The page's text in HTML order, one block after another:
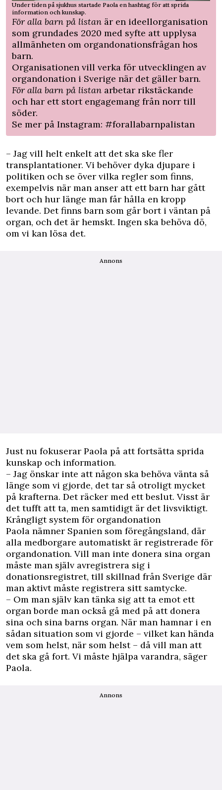
Under tiden på sjukhus startade Paola en hashtag för att sprida
information och kunskap.
För alla barn på listan är en ideellorganisation
som grundades 2020 med syfte att upplysa
allmänheten om organdonationsfrågan hos
barn.
Organisationen vill verka för utvecklingen av
organdonation i Sverige när det gäller barn.
För alla barn på listan arbetar rikstäckande
och har ett stort engagemang från norr till
söder.
Se mer på Instagram: #forallabarnpalistan
– Jag vill helt enkelt att det ska ske fler
transplantationer. Vi behöver dyka djupare i
politiken och se över vilka regler som finns,
exempelvis när man anser att ett barn har gått
bort och hur länge man får hålla en kropp
levande. Det finns barn som går bort i väntan på
organ, och det är hemskt. Ingen ska behöva dö,
om vi kan lösa det.
Annons
Just nu fokuserar Paola på att fortsätta sprida
kunskap och information.
– Jag önskar inte att någon ska behöva vänta så
länge som vi gjorde, det tar så otroligt mycket
på krafterna. Det räcker med ett beslut. Visst är
det tufft att ta, men samtidigt är det livsviktigt.
Krångligt system för organdonation
Paola nämner Spanien som föregångsland, där
alla medborgare automatiskt är registrerade för
organdonation. Vill man inte donera sina organ
måste man själv avregistrera sig i
donationsregistret, till skillnad från Sverige där
man aktivt måste registrera sitt samtycke.
– Om man själv kan tänka sig att ta emot ett
organ borde man också gå med på att donera
sina och sina barns organ. När man hamnar i en
sådan situation som vi gjorde – vilket kan hända
vem som helst, när som helst ­– då vill man att
det ska gå fort. Vi måste hjälpa varandra, säger
Paola.
Annons